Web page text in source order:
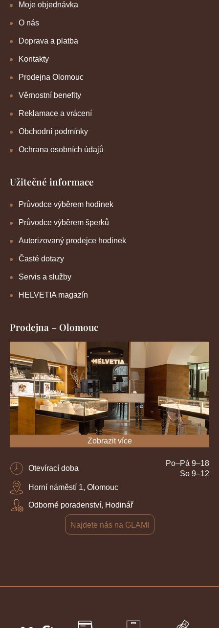
Moje objednávka
O nás
Doprava a platba
Kontakty
Prodejna Olomouc
Věrnostní benefity
Reklamace a vrácení
Obchodní podmínky
Ochrana osobních údajů
Užitečné informace
Průvodce výběrem hodinek
Průvodce výběrem šperků
Autorizovaný prodejce hodinek
Časté dotazy
Servis a služby
HELVETIA magazín
Prodejna – Olomouc
Zobrazit více
Otevírací doba
Po–Pá 9–18
So 9–12
Horní náměstí 1, Olomouc
Odborné poradenství, Hodinář
Najdete nás na GLAMI